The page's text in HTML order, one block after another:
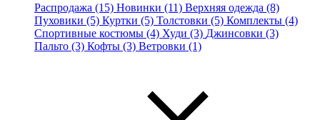
Распродажа (15) Новинки (11) Верхняя одежда (8)
Пуховики (5) Куртки (5) Толстовки (5) Комплекты (4)
Спортивные костюмы (4) Худи (3) Джинсовки (3)
Пальто (3) Кофты (3) Ветровки (1)